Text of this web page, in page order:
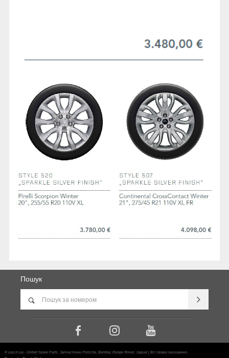
Пошук
© usp.in.ua - United Spare Parts. Запчастини Porsche, Bentley, Range Rover, Jaguar | Всі права захищенно.